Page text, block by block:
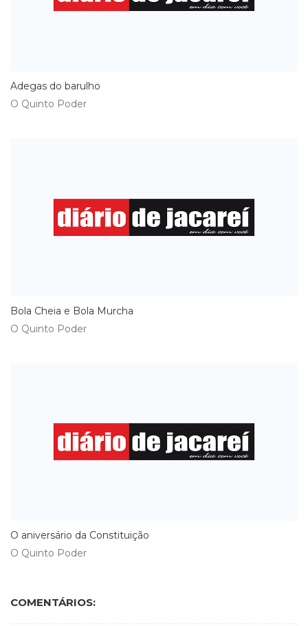
Adegas do barulho
O Quinto Poder
Bola Cheia e Bola Murcha
O Quinto Poder
O aniversário da Constituição
O Quinto Poder
COMENTÁRIOS: